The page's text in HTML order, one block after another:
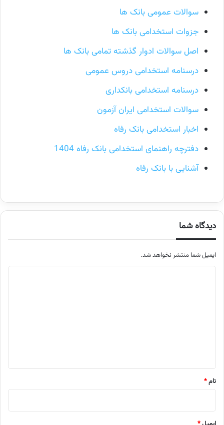
سوالات عمومی بانک ها
جزوات استخدامی بانک ها
اصل سوالات ادوار گذشته تمامی بانک ها
درسنامه استخدامی دروس عمومی
درسنامه استخدامی بانکداری
سوالات استخدامی ایران آزمون
اخبار استخدامی بانک رفاه
دفترچه راهنمای استخدامی بانک رفاه 1404
آشنایی با بانک رفاه
دیدگاه شما
ایمیل شما منتشر نخواهد شد.
ا
ه
نام*